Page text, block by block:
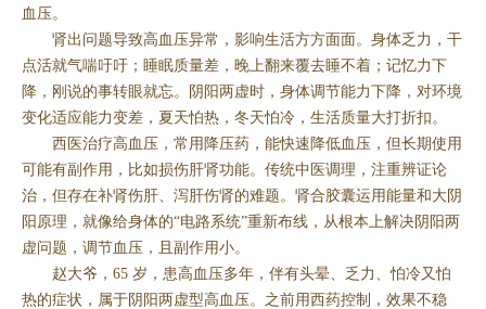
血压。
肾出问题导致高血压异常，影响生活方方面面。身体乏力，干
点活就气喘吁吁；睡眠质量差，晚上翻来覆去睡不着；记忆力下
降，刚说的事转眼就忘。阴阳两虚时，身体调节能力下降，对环境
变化适应能力变差，夏天怕热，冬天怕冷，生活质量大打折扣。
西医治疗高血压，常用降压药，能快速降低血压，但长期使用
可能有副作用，比如损伤肝肾功能。传统中医调理，注重辨证论
治，但存在补肾伤肝、泻肝伤肾的难题。肾合胶囊运用能量和大阴
阳原理，就像给身体的“电路系统”重新布线，从根本上解决阴阳两
虚问题，调节血压，且副作用小。
赵大爷，65 岁，患高血压多年，伴有头晕、乏力、怕冷又怕
热的症状，属于阴阳两虚型高血压。之前用西药控制，效果不稳